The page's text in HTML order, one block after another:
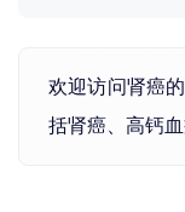
欢迎访问肾癌
括肾癌 、高钙